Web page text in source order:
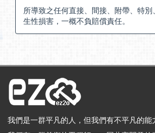
所導致之任何直接、間接、附帶、特
生性損害，一概不負賠償責任。
我們是一群平凡的人，但我們有不平凡的能